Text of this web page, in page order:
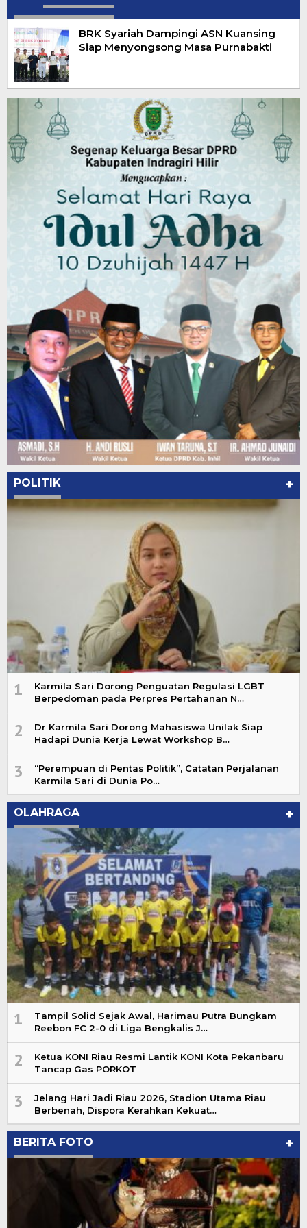
BRK Syariah Dampingi ASN Kuansing
Siap Menyongsong Masa Purnabakti
POLITIK +
1
Karmila Sari Dorong Penguatan Regulasi LGBT
Berpedoman pada Perpres Pertahanan N…
2
Dr Karmila Sari Dorong Mahasiswa Unilak Siap
Hadapi Dunia Kerja Lewat Workshop B…
3
“Perempuan di Pentas Politik”, Catatan Perjalanan
Karmila Sari di Dunia Po…
OLAHRAGA +
1
Tampil Solid Sejak Awal, Harimau Putra Bungkam
Reebon FC 2-0 di Liga Bengkalis J…
2
Ketua KONI Riau Resmi Lantik KONI Kota Pekanbaru
Tancap Gas PORKOT
3
Jelang Hari Jadi Riau 2026, Stadion Utama Riau
Berbenah, Dispora Kerahkan Kekuat…
BERITA FOTO +